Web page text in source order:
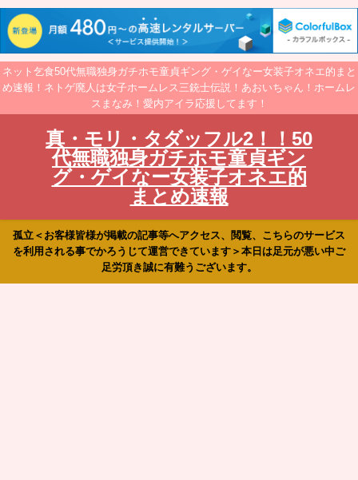
ネット乞食50代無職独身ガチホモ童貞ギング・ゲイなー女装子オネエ的まと
め速報！ネトゲ廃人は女子ホームレス三銃士伝説！あおいちゃん！ホームレ
スまなみ！愛内アイラ応援してます！
真・モリ・タダッフル2！！50
代無職独身ガチホモ童貞ギン
グ・ゲイなー女装子オネエ的
まとめ速報
孤立＜お客様皆様が掲載の記事等へアクセス、閲覧、こちらのサービス
を利用される事でかろうじて運営できています＞本日は足元が悪い中ご
足労頂き誠に有難うございます。